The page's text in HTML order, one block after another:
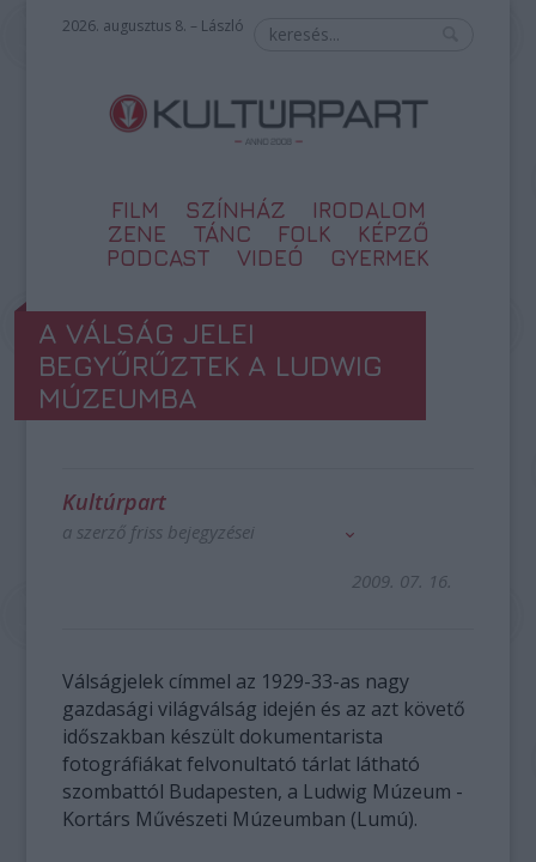
2026. augusztus 8. – László
FILM SZÍNHÁZ
IRODALOM
ZENE
TÁNC FOLK
KÉPZŐ
PODCAST
VIDEÓ GYERMEK
A VÁLSÁG JELEI
BEGYŰRŰZTEK A LUDWIG
MÚZEUMBA
Kultúrpart
a szerző friss bejegyzései
2009. 07. 16.
Válságjelek címmel az 1929-33-as nagy
gazdasági világválság idején és az azt követő
időszakban készült dokumentarista
fotográfiákat felvonultató tárlat látható
szombattól Budapesten, a Ludwig Múzeum -
Kortárs Művészeti Múzeumban (Lumú).